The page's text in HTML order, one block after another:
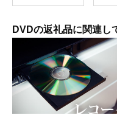
ジャ
DVDの返礼品に関連し